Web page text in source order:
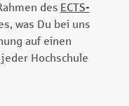
des ECTS-
was Du bei uns
auf einen
Hochschule